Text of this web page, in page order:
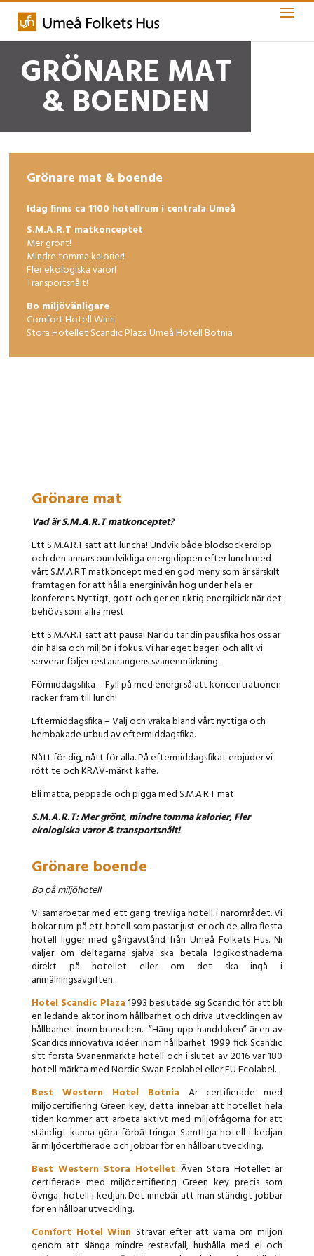
GRÖNARE MAT
& BOENDEN
Grönare mat & boende
Idag finns ca 1100 hotellrum i centrala Umeå
S.M.A.R.T matkonceptet
Mer grönt!
Mindre tomma kalorier!
Fler ekologiska varor!
Transportsnålt!
Bo miljövänligare
Comfort Hotell Winn
Stora Hotellet Scandic Plaza Umeå Hotell Botnia
Grönare mat
Vad är S.M.A.R.T matkonceptet?
Ett S.M.A.R.T sätt att luncha! Undvik både blodsockerdipp
och den annars oundvikliga energidippen efter lunch med
vårt S.M.A.R.T matkoncept med en god meny som är särskilt
framtagen för att hålla energinivån hög under hela er
konferens. Nyttigt, gott och ger en riktig energikick när det
behövs som allra mest.
Ett S.M.A.R.T sätt att pausa! När du tar din pausfika hos oss är
din hälsa och miljön i fokus. Vi har eget bageri och allt vi
serverar följer restaurangens svanenmärkning.
Förmiddagsfika – Fyll på med energi så att koncentrationen
räcker fram till lunch!
Eftermiddagsfika – Välj och vraka bland vårt nyttiga och
hembakade utbud av eftermiddagsfika.
Nått för dig, nått för alla. På eftermiddagsfikat erbjuder vi
rött te och KRAV-märkt kaffe.
Bli mätta, peppade och pigga med S.M.A.R.T mat.
S.M.A.R.T: Mer grönt, mindre tomma kalorier, Fler
ekologiska varor & transportsnålt!
Grönare boende
Bo på miljöhotell
Vi samarbetar med ett gäng trevliga hotell i närområdet. Vi
bokar rum på ett hotell som passar just er och de allra flesta
hotell ligger med gångavstånd från Umeå Folkets Hus. Ni
väljer om deltagarna själva ska betala logikostnaderna
direkt på hotellet eller om det ska ingå i
anmälningsavgiften.
Hotel Scandic Plaza1993 beslutade sig Scandic för att bli
en ledande aktör inom hållbarhet och driva utvecklingen av
hållbarhet inom branschen. ”Häng-upp-handduken” är en av
Scandics innovativa idéer inom hållbarhet. 1999 fick Scandic
sitt första Svanenmärkta hotell och i slutet av 2016 var 180
hotell märkta med Nordic Swan Ecolabel eller EU Ecolabel.
Best Western Hotel Botnia Är certifierade med
miljöcertifiering Green key, detta innebär att hotellet hela
tiden kommer att arbeta aktivt med miljöfrågorna för att
ständigt kunna göra förbättringar. Samtliga hotell i kedjan
är miljöcertifierade och jobbar för en hållbar utveckling.
Best Western Stora Hotellet Även Stora Hotellet är
certifierade med miljöcertifiering Green key precis som
övriga hotell i kedjan. Det innebär att man ständigt jobbar
för en hållbar utveckling.
Comfort Hotel Winn Strävar efter att värna om miljön
genom att slänga mindre restavfall, hushålla med el och